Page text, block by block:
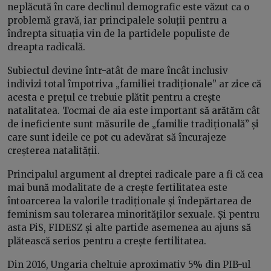
neplăcută în care declinul demografic este văzut ca o
problemă gravă, iar principalele soluții pentru a
îndrepta situația vin de la partidele populiste de
dreapta radicală.
Subiectul devine într-atât de mare încât inclusiv
indivizi total împotriva „familiei tradiționale” ar zice că
acesta e prețul ce trebuie plătit pentru a crește
natalitatea. Tocmai de aia este important să arătăm cât
de ineficiente sunt măsurile de „familie tradițională” și
care sunt ideile ce pot cu adevărat să încurajeze
creșterea natalității.
Principalul argument al dreptei radicale pare a fi că cea
mai bună modalitate de a crește fertilitatea este
întoarcerea la valorile tradiționale și îndepărtarea de
feminism sau tolerarea minorităților sexuale. Și pentru
asta PiS, FIDESZ și alte partide asemenea au ajuns să
plătească serios pentru a crește fertilitatea.
Din 2016, Ungaria cheltuie aproximativ 5% din PIB-ul